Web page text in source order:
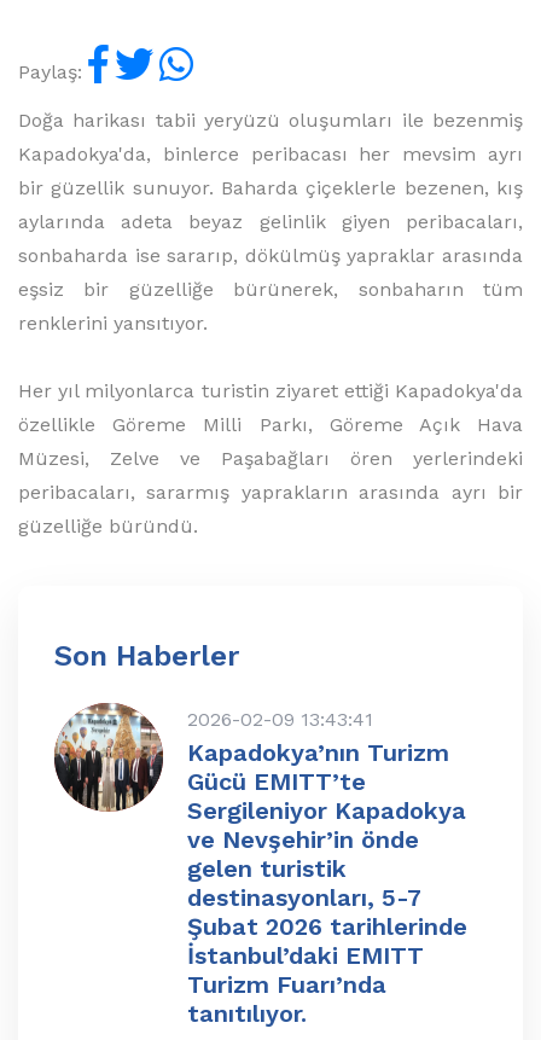
Paylaş:
Doğa harikası tabii yeryüzü oluşumları ile bezenmiş
Kapadokya'da, binlerce peribacası her mevsim ayrı
bir güzellik sunuyor. Baharda çiçeklerle bezenen, kış
aylarında adeta beyaz gelinlik giyen peribacaları,
sonbaharda ise sararıp, dökülmüş yapraklar arasında
eşsiz bir güzelliğe bürünerek, sonbaharın tüm
renklerini yansıtıyor.
Her yıl milyonlarca turistin ziyaret ettiği Kapadokya'da
özellikle Göreme Milli Parkı, Göreme Açık Hava
Müzesi, Zelve ve Paşabağları ören yerlerindeki
peribacaları, sararmış yaprakların arasında ayrı bir
güzelliğe büründü.
Son Haberler
2026-02-09 13:43:41
Kapadokya’nın Turizm
Gücü EMITT’te
Sergileniyor Kapadokya
ve Nevşehir’in önde
gelen turistik
destinasyonları, 5-7
Şubat 2026 tarihlerinde
İstanbul’daki EMITT
Turizm Fuarı’nda
tanıtılıyor.